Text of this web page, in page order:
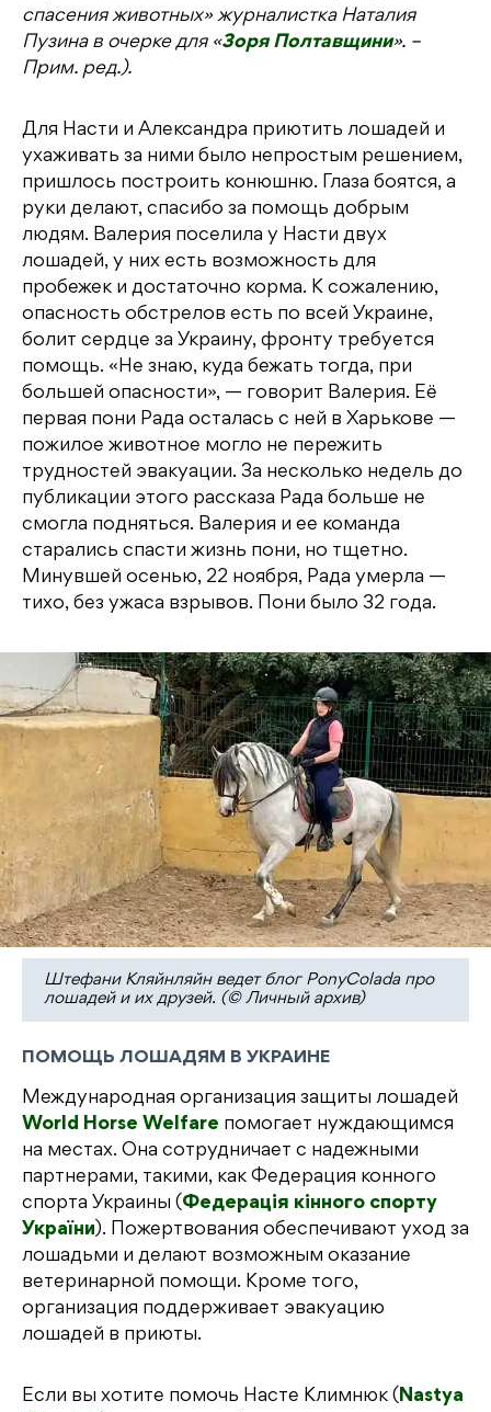
спасения животных» журналистка Наталия
Пузина в очерке для «Зоря Полтавщини». –
Прим. ред.).
Для Насти и Александра приютить лошадей и
ухаживать за ними было непростым решением,
пришлось построить конюшню. Глаза боятся, а
руки делают, спасибо за помощь добрым
людям. Валерия поселила у Насти двух
лошадей, у них есть возможность для
пробежек и достаточно корма. К сожалению,
опасность обстрелов есть по всей Украине,
болит сердце за Украину, фронту требуется
помощь. «Не знаю, куда бежать тогда, при
большей опасности», — говорит Валерия. Её
первая пони Рада осталась с ней в Харькове —
пожилое животное могло не пережить
трудностей эвакуации. За несколько недель до
публикации этого рассказа Рада больше не
смогла подняться. Валерия и ее команда
старались спасти жизнь пони, но тщетно.
Минувшей осенью, 22 ноября, Рада умерла —
тихо, без ужаса взрывов. Пони было 32 года.
Штефани Кляйнляйн ведет блог PonyColada про
лошадей и их друзей. (© Личный архив)
ПОМОЩЬ ЛОШАДЯМ В УКРАИНЕ
Международная организация защиты лошадей
World Horse Welfare помогает нуждающимся
на местах. Она сотрудничает с надежными
партнерами, такими, как Федерация конного
спорта Украины (Федерація кінного спорту
України). Пожертвования обеспечивают уход за
лошадьми и делают возможным оказание
ветеринарной помощи. Кроме того,
организация поддерживает эвакуацию
лошадей в приюты.
Если вы хотите помочь Насте Климнюк ( Nastya